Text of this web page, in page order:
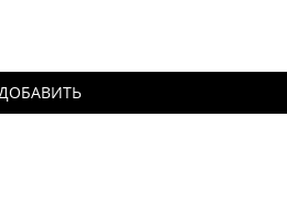
ДОБАВИТЬ